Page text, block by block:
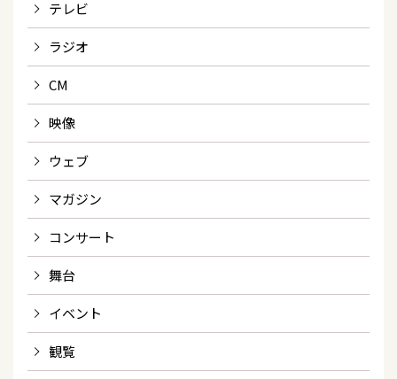
テレビ
ラジオ
CM
映像
ウェブ
マガジン
コンサート
舞台
イベント
観覧